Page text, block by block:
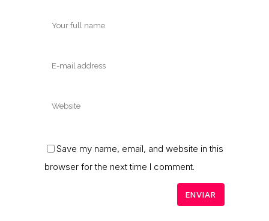
Save my name, email, and website in this
browser for the next time I comment.